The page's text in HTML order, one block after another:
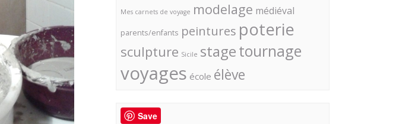
Mes carnets de voyage modelage médiéval
parents/enfants peintures poterie
sculpture Sicile stagetournage
voyages école élève
Save